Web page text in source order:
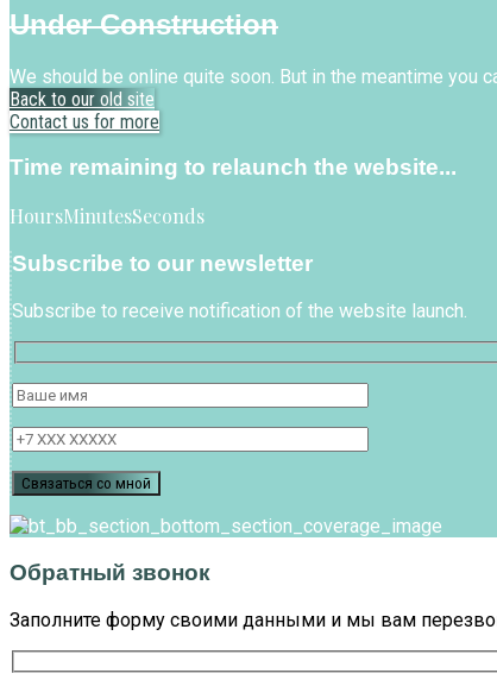
Under Construction
We should be online quite soon. But in the meantime you
Back to our old site
Contact us for more
Time remaining to relaunch the website...
HoursMinutesSeconds
Subscribe to our newsletter
Subscribe to receive notification of the website launch.
Обратный звонок
Заполните форму своими данными и мы вам